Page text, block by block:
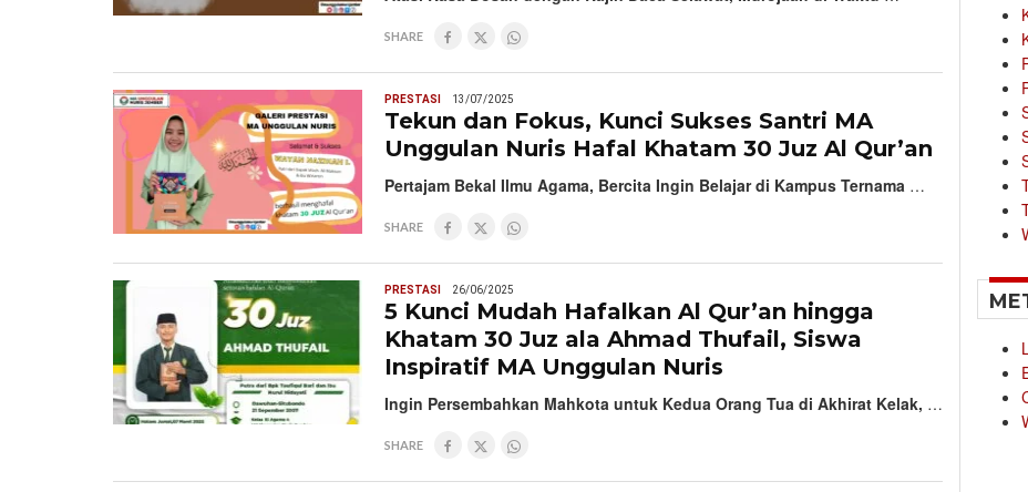
SHARE
PRESTASI 13/07/2025
Tekun dan Fokus, Kunci Sukses Santri MA
Unggulan Nuris Hafal Khatam 30 Juz Al Qur’an
Pertajam Bekal Ilmu Agama, Bercita Ingin Belajar di Kampus Ternama …
SHARE
PRESTASI 26/06/2025
5 Kunci Mudah Hafalkan Al Qur’an hingga
Khatam 30 Juz ala Ahmad Thufail, Siswa
Inspiratif MA Unggulan Nuris
Ingin Persembahkan Mahkota untuk Kedua Orang Tua di Akhirat Kelak, …
SHARE